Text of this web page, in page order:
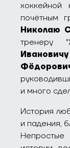
почётным
Николаю
тренеру
и много
История
и падения,